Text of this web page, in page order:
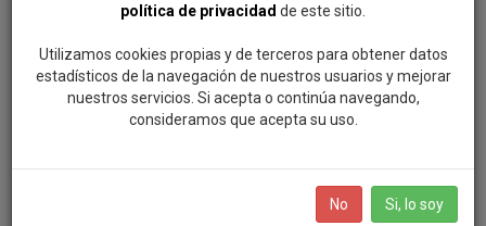
política de privacidad de este sitio.
Utilizamos cookies propias y de terceros para obtener datos
estadísticos de la navegación de nuestros usuarios y mejorar
nuestros servicios. Si acepta o continúa navegando,
consideramos que acepta su uso.
No Si, lo soy